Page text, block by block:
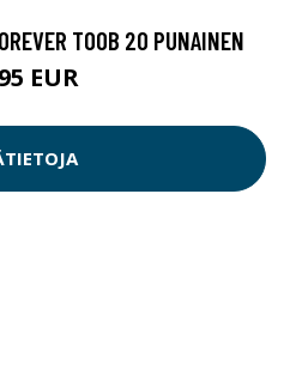
TOOB 20 PUNAINEN
EUR